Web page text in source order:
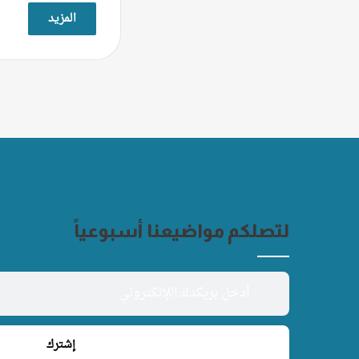
المزيد
لتصلكم مواضيعنا أسبوعياً